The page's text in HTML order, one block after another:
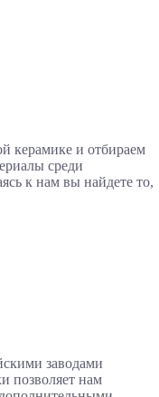
керамике и отбираем
среди
к нам вы найдете то,
заводами
позволяет нам